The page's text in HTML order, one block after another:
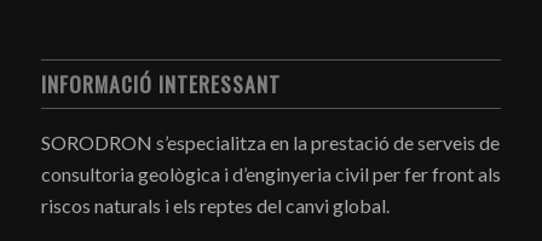
INFORMACIÓ INTERESSANT
SORODRON s’especialitza en la prestació de serveis de
consultoria geològica i d’enginyeria civil per fer front als
riscos naturals i els reptes del canvi global.